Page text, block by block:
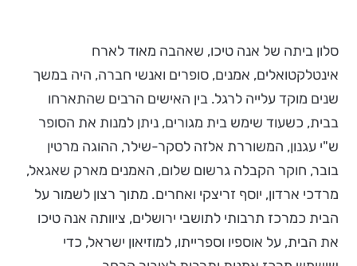
סלון ביתה של אנה טיכו, שאהבה מאוד לארח
אינטלקטואלים, אמנים, סופרים ואנשי חברה, היה במשך
שנים מוקד עלייה לרגל. בין האישים הרבים שהתארחו
בבית, כשעוד שימש בית מגורים, ניתן למנות את הסופר
ש"י עגנון, המשוררת אלזה לסקר-שילר, ההוגה מרטין
בובר, חוקר הקבלה גרשום שלום, האמנים מארק שאגאל,
מרדכי ארדון, יוסף זריצקי ואחרים. מתוך רצון לשמור על
הבית כמרכז תרבותי לתושבי ירושלים, ציוותה אנה טיכו
את הבית, על אוספיו וספרייתו, למוזיאון ישראל, כדי